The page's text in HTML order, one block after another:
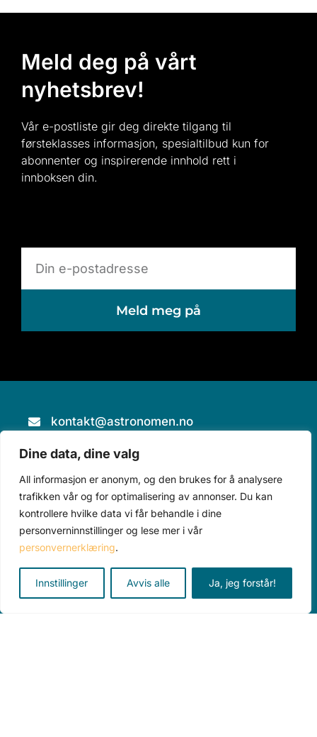
Dine data, dine valg
All informasjon er anonym, og den brukes for å analysere
trafikken vår og for optimalisering av annonser. Du kan
kontrollere hvilke data vi får behandle i dine
personverninnstillinger og lese mer i vår
personvernerklæring.
Innstillinger Avvis alle Ja, jeg forstår!
Meld deg på vårt
nyhetsbrev!
Vår e-postliste gir deg direkte tilgang til
førsteklasses informasjon, spesialtilbud kun for
abonnenter og inspirerende innhold rett i
innboksen din.
Meld meg på
kontakt@astronomen.no
457 28 816
Piperveien 490, 2743 Harestua
Teleskop Tilbehør Alle produkter